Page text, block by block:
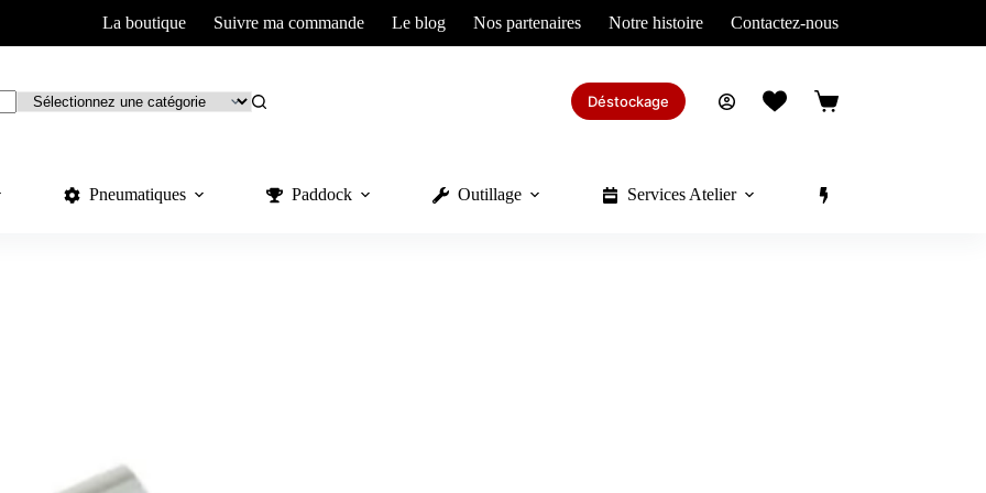
La boutique Suivre ma commande Le blog Nos partenaires Notre histoire Contactez-nous
Déstockage
Panier
Pneumatiques Paddock Outillage Services Atelier